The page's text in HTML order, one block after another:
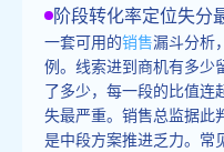
阶段转化率定位失分
一套可用的销售漏斗分析
例。线索进到商机有多少
了多少，每一段的比值连
失最严重。销售总监据此
是中段方案推进乏力。常